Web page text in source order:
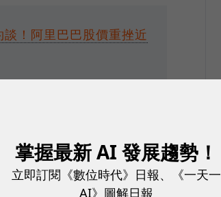
！阿里巴巴股價重挫近
國FICO的信用評分系統，
是中國「數位統治」
掌握最新 AI 發展趨勢！
立即訂閱《數位時代》日報、《一天一
AI》圖解日報